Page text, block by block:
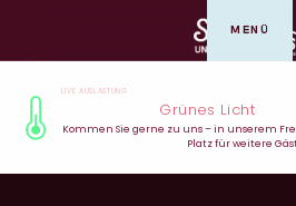
MENÜ
LIVE AUSLASTUNG
Grünes Licht
Kommen Sie gerne zu uns – in unserem
Platz für weitere